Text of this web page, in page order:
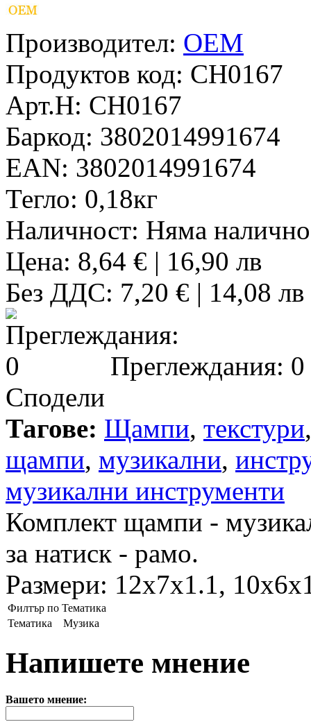
Производител: OEM
Продуктов код: CH0167
Арт.Н: CH0167
Баркод: 3802014991674
EAN: 3802014991674
Тегло: 0,18кг
Наличност: Няма
Цена: 8,64 € | 16,90 лв
Без ДДС: 7,20 € | 14,08 лв
Преглеждания: 0
Сподели
Тагове: Щампи, текстури
щампи, музикални,
музикални инструменти
Комплект щампи -
за натиск - рамо.
Размери: 12x7x1.1,
Филтър по Тематика
Тематика
Музика
Напишете мнение
Вашето мнение: